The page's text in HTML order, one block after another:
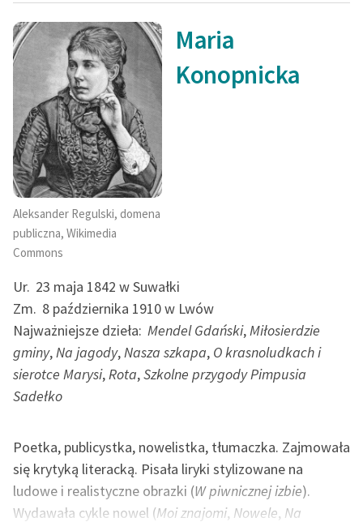
Aleksander Regulski, domena
publiczna, Wikimedia
Commons
Maria
Konopnicka
Ur. 23 maja 1842 w Suwałki
Zm. 8 października 1910 w Lwów
Najważniejsze dzieła: Mendel Gdański,Miłosierdzie
gminy,Na jagody,Nasza szkapa, O krasnoludkach i
sierotce Marysi,Rota,Szkolne przygody Pimpusia
Sadełko
Poetka, publicystka, nowelistka, tłumaczka. Zajmowała
się krytyką literacką. Pisała liryki stylizowane na
ludowe i realistyczne obrazki (W piwnicznej izbie).
Wydawała cykle nowel (Moi znajomi, Nowele, Na